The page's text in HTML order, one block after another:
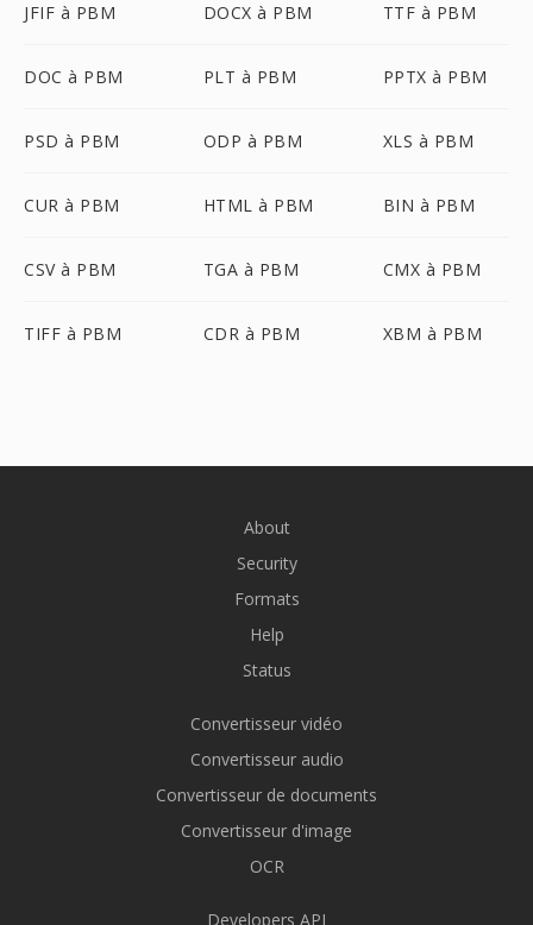
JFIF à PBM DOCX à PBM TTF à PBM
DOC à PBM PLT à PBM PPTX à PBM
PSD à PBM ODP à PBM XLS à PBM
CUR à PBM HTML à PBM BIN à PBM
CSV à PBM TGA à PBM CMX à PBM
TIFF à PBM CDR à PBM XBM à PBM
About
Security
Formats
Help
Status
Convertisseur vidéo
Convertisseur audio
Convertisseur de documents
Convertisseur d'image
OCR
Developers API